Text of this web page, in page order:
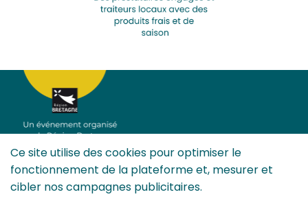
Ce site utilise des cookies pour optimiser le
fonctionnement de la plateforme et, mesurer et
cibler nos campagnes publicitaires.